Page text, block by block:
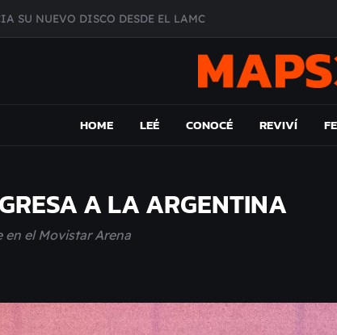
SU NUEVO DISCO DESDE EL LAMC
UNA FOTOGRAFÍA DE ÉPOCA EN FORMA DE
HOME LEÉ CONOCÉ REVIVÍ
A LA ARGENTINA
en el Movistar Arena